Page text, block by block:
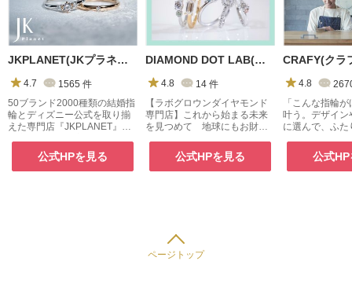
JKPLANET(JKプラネット)
4.7 1565 件
50ブランド2000種類の結婚指
輪とディズニー公式を取り揃
えた専門店『JKPLANET』。
町・横浜・大宮・大阪梅田・
京都・名古屋栄・福岡天神・
熊本・宮崎・鹿児島で展開
公式HPを見る
DIAMOND DOT LAB(ダイアモンド ドット ラボ)
4.8 14 件
【ラボグロウンダイヤモンド
専門店】これから始まる未来
を見つめて 地球にもお財布
ンドをリングに
公式HPを見る
CRAFY(クラ
4.8
「こんな指輪
叶う。デザイン
に選んで、ふ
公式
ページトップ